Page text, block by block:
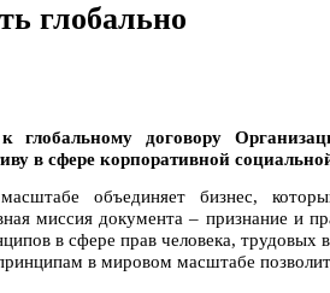
глобально
к глобальному договору
в сфере корпоративной социальной
объединяет бизнес,
миссия документа – признание и
в сфере прав человека,
в мировом масштабе